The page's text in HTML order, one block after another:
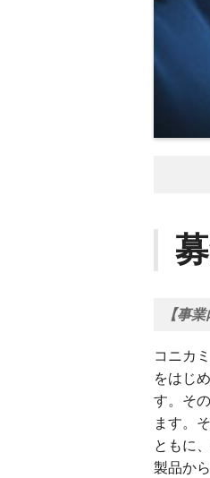
【事業
コニカ
をはじ
す。そ
ます。
ともに
製品か